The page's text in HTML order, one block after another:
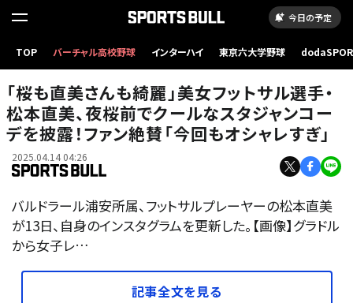
今日の予定
TOP バーチャル高校野球 インターハイ 東京六大学野球
「桜も直美さんも綺麗」美女フットサル選手・
松本直美、夜桜前でクールなスタジャンコー
デを披露！ファン絶賛「今回もオシャレすぎ」
2025.04.14 04:26
バルドラール浦安所属、フットサルプレーヤーの松本直美
が13日、自身のインスタグラムを更新した。【画像】グラドル
から女子レ…
記事全文を見る